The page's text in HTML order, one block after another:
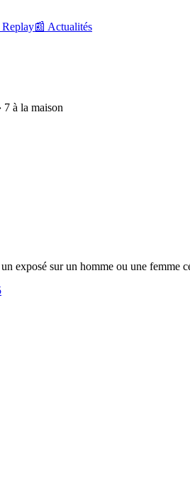
📰 Actualités
7 à la maison
un exposé sur un homme ou une